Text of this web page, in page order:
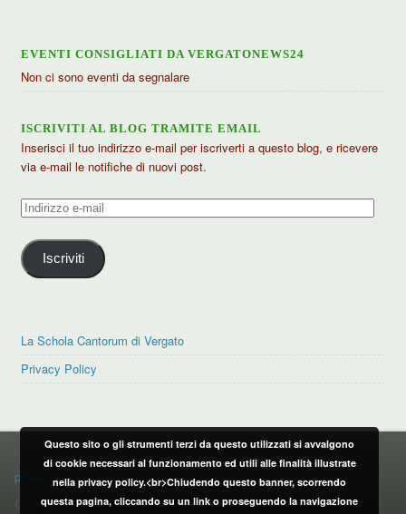
EVENTI CONSIGLIATI DA VERGATONEWS24
Non ci sono eventi da segnalare
ISCRIVITI AL BLOG TRAMITE EMAIL
Inserisci il tuo indirizzo e-mail per iscriverti a questo blog, e ricevere
via e-mail le notifiche di nuovi post.
Indirizzo
mail
Iscriviti
La Schola Cantorum di Vergato
Privacy Policy
PRIVACY POLICY
privacy policy
CONTATTI:
Questo sito o gli strumenti terzi da questo utilizzati si avvalgono
di cookie necessari al funzionamento ed utili alle finalità illustrate
nella privacy policy.<br>Chiudendo questo banner, scorrendo
questa pagina, cliccando su un link o proseguendo la navigazione